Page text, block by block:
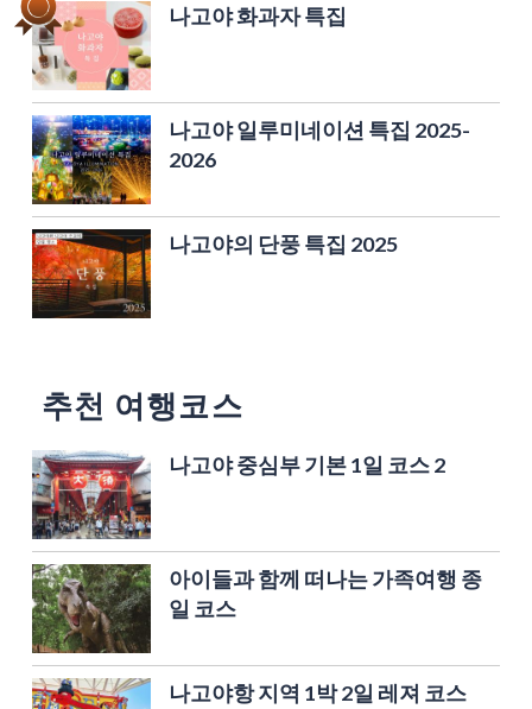
나고야 화과자 특집
나고야 일루미네이션 특집 2025-
2026
나고야의 단풍 특집 2025
추천 여행코스
나고야 중심부 기본 1일 코스 2
아이들과 함께 떠나는 가족여행 종
일 코스
나고야항 지역 1박 2일 레져 코스